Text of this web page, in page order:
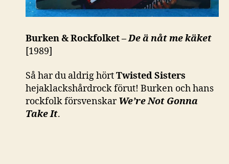
Burken & Rockfolket –De ä nåt me käket
[1989]
Så har du aldrig hörtTwisted Sisters
hejaklackshårdrock förut! Burken och hans
rockfolk försvenskarWe’re Not Gonna
Take It.